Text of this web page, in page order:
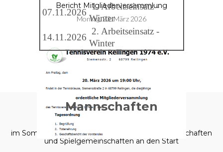
Bericht Mitgliederversammlung
Montag, 23. März 2026
07.11.2026
1. Arbeitseinsatz -
Winter
14.11.2026
2. Arbeitseinsatz -
Winter
Mannschaften
im Sommer 2025 gehen wir mit folgenden Mannschaften
und Spielgemeinschaften an den Start